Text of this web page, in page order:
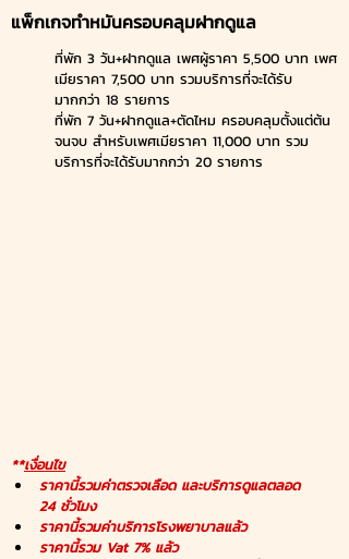
แพ็กเกจทำหมันครอบคลุมฝากดูแล
ที่พัก 3 วัน+ฝากดูแล เพศผู้ราคา 5,500 บาท เพศ
เมียราคา 7,500 บาท รวมบริการที่จะได้รับ
มากกว่า 18 รายการ
ที่พัก 7 วัน+ฝากดูแล+ตัดไหม ครอบคลุมตั้งแต่ต้น
จนจบ สำหรับเพศเมียราคา 11,000 บาท รวม
บริการที่จะได้รับมากกว่า 20 รายการ
**เงื่อนไข
ราคานี้รวมค่าตรวจเลือด และบริการดูแลตลอด
24 ชั่วโมง
ราคานี้รวมค่าบริการโรงพยาบาลแล้ว
ราคานี้รวม Vat 7% แล้ว